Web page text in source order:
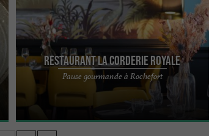
Restaurant La Corderie Royale
Pause gourmande à Rochefort
Sur le site de la Corderie Royale à Rochefort,
notre restaurant vous accueille dans un cadre
apaisant. Respirez ...